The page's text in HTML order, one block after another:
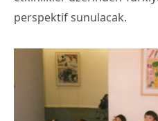
perspektif sunulacak.